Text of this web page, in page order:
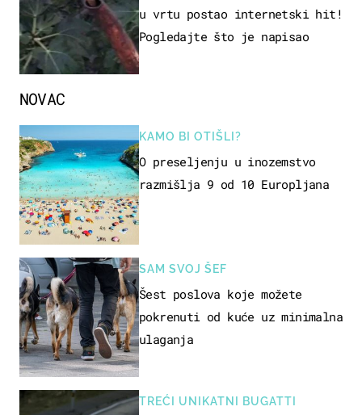
u vrtu postao internetski hit!
Pogledajte što je napisao
NOVAC
KAMO BI OTIŠLI?
O preseljenju u inozemstvo
razmišlja 9 od 10 Europljana
SAM SVOJ ŠEF
Šest poslova koje možete
pokrenuti od kuće uz minimalna
ulaganja
TREĆI UNIKATNI BUGATTI